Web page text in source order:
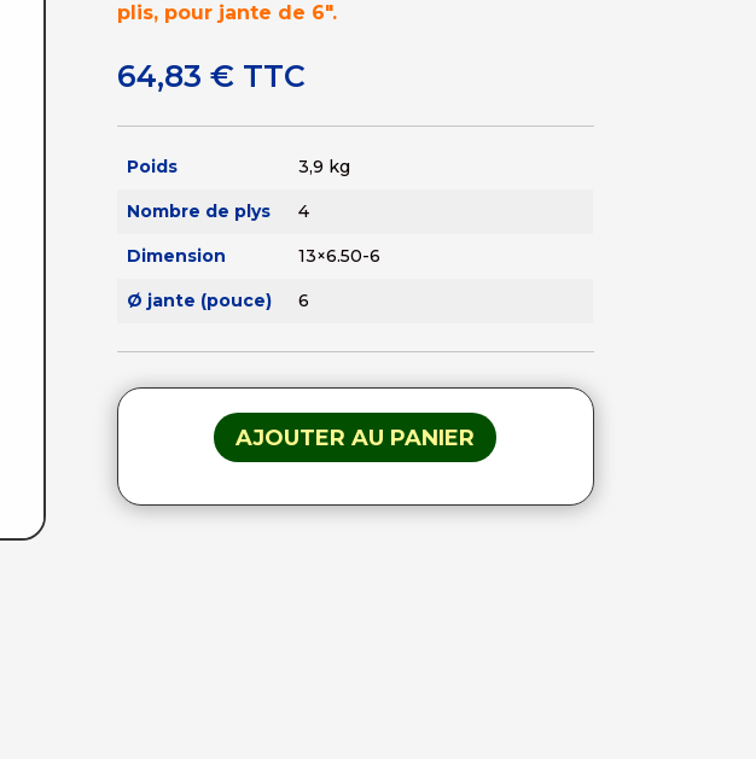
plis, pour jante de 6″.
64,83 € TTC
Poids 3,9 kg
Nombre de plys 4
Dimension 13×6.50-6
Ø jante (pouce) 6
AJOUTER AU PANIER